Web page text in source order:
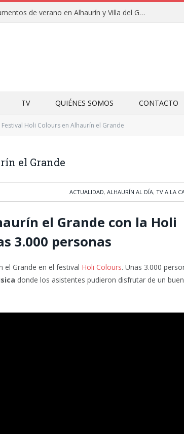
Clausuras de los campamentos de verano en Alhaurín y Villa del Guadalhorce 2026
TV QUIÉNES SOMOS CONTACTO
Festival Holi Colours en Alhaurín el Grande
el Grande
ACTUALIDAD, ALHAURÍN AL DÍA, TV A LA
el Grande con la Holi
3.000 personas
el Grande en el festival Holi Colours. Unas 3.000
donde los asistentes pudieron disfrutar de un buen